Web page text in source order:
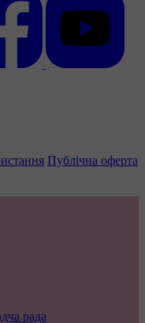
Публічна оферта
рада